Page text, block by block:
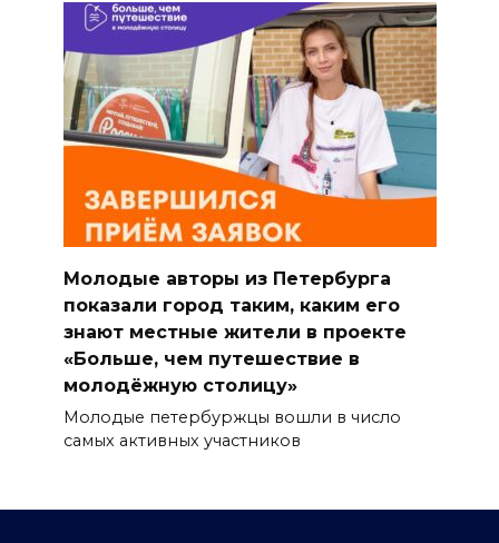
Молодые авторы из Петербурга
показали город таким, каким его
знают местные жители в проекте
«Больше, чем путешествие в
молодёжную столицу»
Молодые петербуржцы вошли в число
самых активных участников